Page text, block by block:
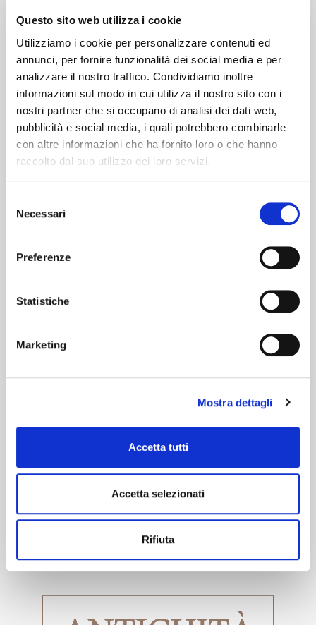
Questo sito web utilizza i cookie
Utilizziamo i cookie per personalizzare contenuti ed
annunci, per fornire funzionalità dei social media e per
analizzare il nostro traffico. Condividiamo inoltre
informazioni sul modo in cui utilizza il nostro sito con i
nostri partner che si occupano di analisi dei dati web,
pubblicità e social media, i quali potrebbero combinarle
con altre informazioni che ha fornito loro o che hanno
raccolto dal suo utilizzo dei loro servizi.
delNecessari
Preferenze
Statistiche
Marketing
Mostra dettagli
Accetta tutti
Accetta selezionati
Rifiuta
Clicca per modificarmi e inserire i tuoi contenuti. Compila
stili grafici puoi dare importanza diversa a parole o frasi